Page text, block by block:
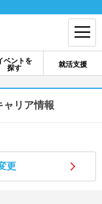
ベントを
探す
就活支援
グイン
ワードを忘れた方はこちら
【1～3年生】
ャリア情報
更